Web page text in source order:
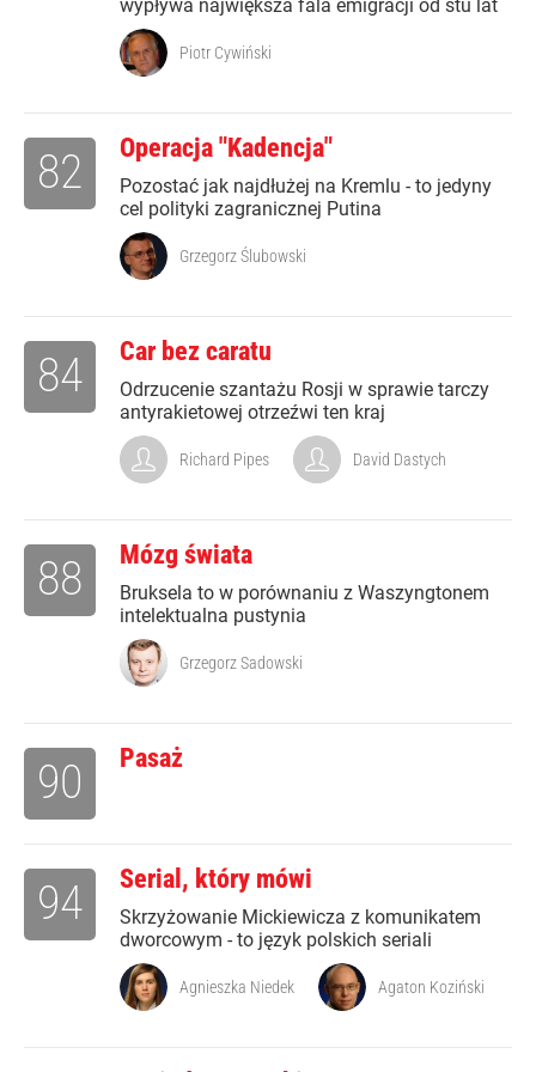
wypływa największa fala emigracji od stu lat
Piotr Cywiński
Operacja "Kadencja"
Pozostać jak najdłużej na Kremlu - to jedyny
cel polityki zagranicznej Putina
82
Grzegorz Ślubowski
Car bez caratu
Odrzucenie szantażu Rosji w sprawie tarczy
antyrakietowej otrzeźwi ten kraj
84
Richard Pipes David Dastych
Mózg świata
Bruksela to w porównaniu z Waszyngtonem
intelektualna pustynia
88
Grzegorz Sadowski
Pasaż
90
Serial, który mówi
Skrzyżowanie Mickiewicza z komunikatem
dworcowym - to język polskich seriali
94
Agnieszka Niedek Agaton Koziński